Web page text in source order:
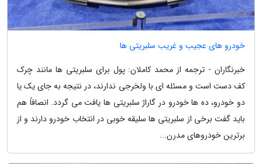
خودرو های عجیب و غریب سلبریتی ها
خبرنگاران - ترجمه از محمد کاملان: پول برای سلبریتی ها مانند چرک
کف دست است و مسئله ای با ولخرجی ندارند، در نتیجه به جای یک یا
دو خودرو، ده ها خودرو در گاراژ سلبریتی ها یافت می گردد. انصافاً هم
باید گفت برخی از سلبریتی ها سلیقه خوبی در انتخاب خودرو دارند و از
برترین خودروهای مدرن...